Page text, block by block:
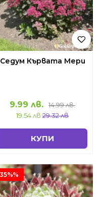
Седум Кървата Мери
9.99 лв.
14.99 лв.
19.54 лв 29.32 лв
КУПИ